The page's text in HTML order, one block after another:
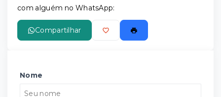
com alguém no WhatsApp:
Compartilhar
Nome